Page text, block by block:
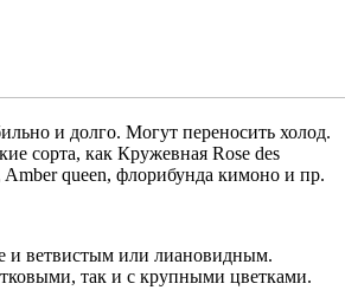
и долго. Могут переносить холод.
сорта, как Кружевная Rose des
queen, флорибунда кимоно и пр.
и ветвистым или лиановидным.
так и с крупными цветками.